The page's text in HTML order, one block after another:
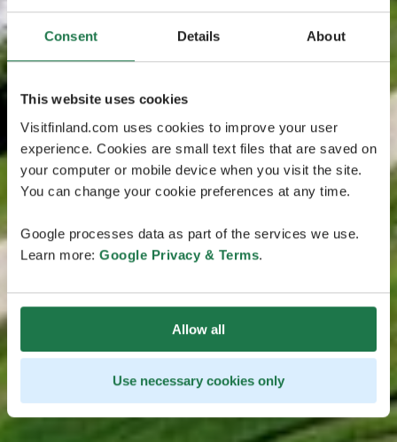
Consent Details About
This website uses cookies
Visitfinland.com uses cookies to improve your user
experience. Cookies are small text files that are saved on
your computer or mobile device when you visit the site.
You can change your cookie preferences at any time.
Google processes data as part of the services we use.
Learn more: Google Privacy & Terms.
Allow all
Use necessary cookies only